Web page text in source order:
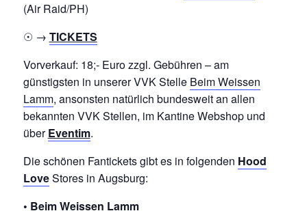
(Air Raid/PH)
☉ → TICKETS
Vorverkauf: 18;- Euro zzgl. Gebühren – am
günstigsten in unserer VVK Stelle Beim Weissen
Lamm, ansonsten natürlich bundesweit an allen
bekannten VVK Stellen, im Kantine Webshop und
überEventim.
Die schönen Fantickets gibt es in folgenden Hood
LoveStores in Augsburg:
• Beim Weissen Lamm